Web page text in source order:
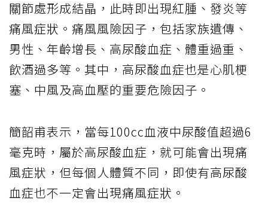
關節處形成結晶，此時即出現紅腫、發炎等
痛風症狀。痛風風險因子，包括家族遺傳、
男性、年齡增長、高尿酸血症、體重過重、
飲酒過多等。其中，高尿酸血症也是心肌梗
塞、中風及高血壓的重要危險因子。
簡韶甫表示，當每100cc血液中尿酸值超過6
毫克時，屬於高尿酸血症，就可能會出現痛
風症狀，但每個人體質不同，即使有高尿酸
血症也不一定會出現痛風症狀。